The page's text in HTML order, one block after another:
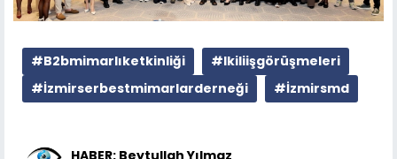
#B2bmimarlıketkinliği
#Ikiliişgörüşmeleri
#İzmirserbestmimarlarderneği
#İzmirsmd
HABER: Beytullah Yılmaz